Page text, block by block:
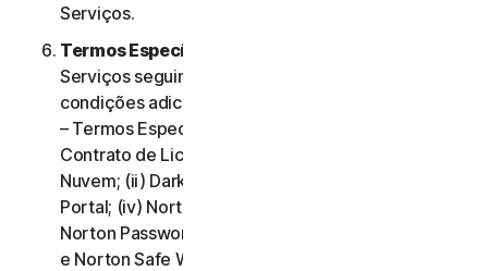
Serviços.
Termos Específicos de Alguns Serviços.
Serviços seguintes estão sujeitos a termos e
condições adicionais, estabelecidos na Cláusula 4.ª
– Termos Específicos de Alguns Serviços do
Contrato de Licença e Serviços: (i) Backup na
Nuvem; (ii) Dark Web Monitoring; (iii) Norton Credit
Portal; (iv) Norton Family e Controlo Parental; (v)
Norton Password Manager; (vi) Norton Safe Search
e Norton Safe Web; (vii) Norton Small Business;